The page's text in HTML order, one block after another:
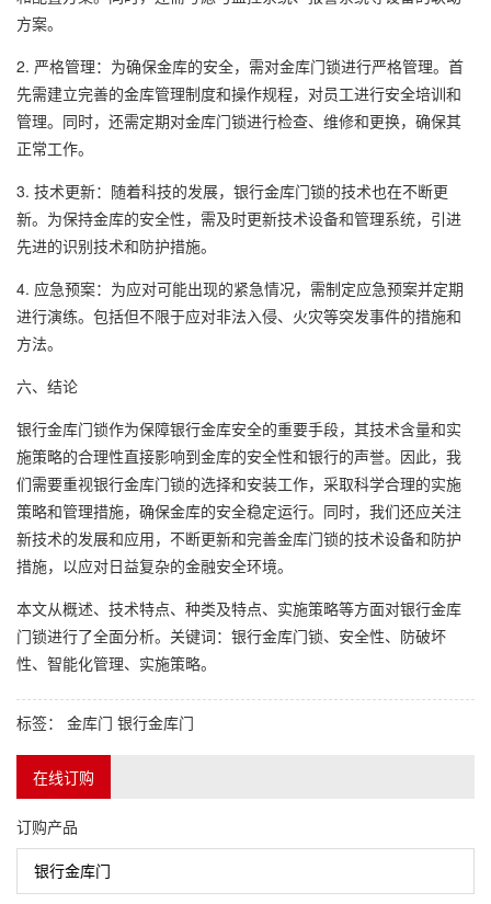
方案。
2. 严格管理：为确保金库的安全，需对金库门锁进行严格管理。首
先需建立完善的金库管理制度和操作规程，对员工进行安全培训和
管理。同时，还需定期对金库门锁进行检查、维修和更换，确保其
正常工作。
3. 技术更新：随着科技的发展，银行金库门锁的技术也在不断更
新。为保持金库的安全性，需及时更新技术设备和管理系统，引进
先进的识别技术和防护措施。
4. 应急预案：为应对可能出现的紧急情况，需制定应急预案并定期
进行演练。包括但不限于应对非法入侵、火灾等突发事件的措施和
方法。
六、结论
银行金库门锁作为保障银行金库安全的重要手段，其技术含量和实
施策略的合理性直接影响到金库的安全性和银行的声誉。因此，我
们需要重视银行金库门锁的选择和安装工作，采取科学合理的实施
策略和管理措施，确保金库的安全稳定运行。同时，我们还应关注
新技术的发展和应用，不断更新和完善金库门锁的技术设备和防护
措施，以应对日益复杂的金融安全环境。
本文从概述、技术特点、种类及特点、实施策略等方面对银行金库
门锁进行了全面分析。关键词：银行金库门锁、安全性、防破坏
性、智能化管理、实施策略。
标签： 金库门 银行金库门
在线订购
订购产品